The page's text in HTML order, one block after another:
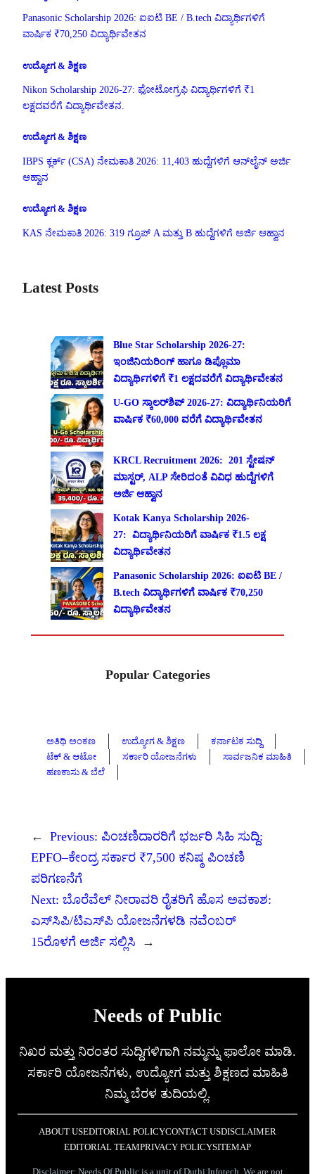
Panasonic Scholarship 2026: ಐಐಟಿ BE / B.tech ವಿದ್ಯಾರ್ಥಿಗಳಿಗೆ
ವಾರ್ಷಿಕ ₹70,250 ವಿದ್ಯಾರ್ಥಿವೇತನ
ಉದ್ಯೋಗ & ಶಿಕ್ಷಣ
Nikon Scholarship 2026-27: ಫೋಟೋಗ್ರಫಿ ವಿದ್ಯಾರ್ಥಿಗಳಿಗೆ ₹1
ಲಕ್ಷದವರೆಗೆ ವಿದ್ಯಾರ್ಥಿವೇತನ.
ಉದ್ಯೋಗ & ಶಿಕ್ಷಣ
IBPS ಕ್ಲರ್ಕ್ (CSA) ನೇಮಕಾತಿ 2026: 11,403 ಹುದ್ದೆಗಳಿಗೆ ಆನ್‌ಲೈನ್ ಅರ್ಜಿ
ಆಹ್ವಾನ
ಉದ್ಯೋಗ & ಶಿಕ್ಷಣ
KAS ನೇಮಕಾತಿ 2026: 319 ಗ್ರೂಪ್ A ಮತ್ತು B ಹುದ್ದೆಗಳಿಗೆ ಅರ್ಜಿ ಆಹ್ವಾನ
Latest Posts
Blue Star Scholarship 2026-27:
ಇಂಜಿನಿಯರಿಂಗ್ ಹಾಗೂ ಡಿಪ್ಲೊಮಾ
ವಿದ್ಯಾರ್ಥಿಗಳಿಗೆ ₹1 ಲಕ್ಷದವರೆಗೆ ವಿದ್ಯಾರ್ಥಿವೇತನ
U-GO ಸ್ಕಾಲರ್‌ಶಿಪ್ 2026-27: ವಿದ್ಯಾರ್ಥಿನಿಯರಿಗೆ
ವಾರ್ಷಿಕ ₹60,000 ವರೆಗೆ ವಿದ್ಯಾರ್ಥಿವೇತನ
KRCL Recruitment 2026: 201 ಸ್ಟೇಷನ್
ಮಾಸ್ಟರ್, ALP ಸೇರಿದಂತೆ ವಿವಿಧ ಹುದ್ದೆಗಳಿಗೆ
ಅರ್ಜಿ ಆಹ್ವಾನ
Kotak Kanya Scholarship 2026-
27: ವಿದ್ಯಾರ್ಥಿನಿಯರಿಗೆ ವಾರ್ಷಿಕ ₹1.5 ಲಕ್ಷ
ವಿದ್ಯಾರ್ಥಿವೇತನ
Panasonic Scholarship 2026: ಐಐಟಿ BE /
B.tech ವಿದ್ಯಾರ್ಥಿಗಳಿಗೆ ವಾರ್ಷಿಕ ₹70,250
ವಿದ್ಯಾರ್ಥಿವೇತನ
Popular Categories
ಅತಿಥಿ ಅಂಕಣ ಉದ್ಯೋಗ & ಶಿಕ್ಷಣ
ಕರ್ನಾಟಕ ಸುದ್ದಿ
ಟೆಕ್ & ಆಟೋ
ಸರ್ಕಾರಿ ಯೋಜನೆಗಳು
ಸಾರ್ವಜನಿಕ ಮಾಹಿತಿ
ಹಣಕಾಸು & ಬೆಲೆ
← Previous: ಪಿಂಚಣಿದಾರರಿಗೆ ಭರ್ಜರಿ ಸಿಹಿ ಸುದ್ದಿ:
EPFO–ಕೇಂದ್ರ ಸರ್ಕಾರ ₹7,500 ಕನಿಷ್ಠ ಪಿಂಚಣಿ
ಪರಿಗಣನೆಗೆ
Next: ಬೊರೆವೆಲ್ ನೀರಾವರಿ ರೈತರಿಗೆ ಹೊಸ ಅವಕಾಶ:
ಎಸ್‌ಸಿಪಿ/ಟಿಎಸ್‌ಪಿ ಯೋಜನೆಗಳಡಿ ನವೆಂಬರ್
15ರೊಳಗೆ ಅರ್ಜಿ ಸಲ್ಲಿಸಿ
→
Needs of Public
ನಿಖರ ಮತ್ತು ನಿರಂತರ ಸುದ್ದಿಗಳಿಗಾಗಿ ನಮ್ಮನ್ನು ಫಾಲೋ ಮಾಡಿ.
ಸರ್ಕಾರಿ ಯೋಜನೆಗಳು, ಉದ್ಯೋಗ ಮತ್ತು ಶಿಕ್ಷಣದ ಮಾಹಿತಿ
ನಿಮ್ಮ ಬೆರಳ ತುದಿಯಲ್ಲಿ.
ABOUT USEDITORIAL POLICYCONTACT USDISCLAIMER
EDITORIAL TEAMPRIVACY POLICYSITEMAP
Disclaimer: Needs Of Public is a unit of Duthi Infotech. We are not